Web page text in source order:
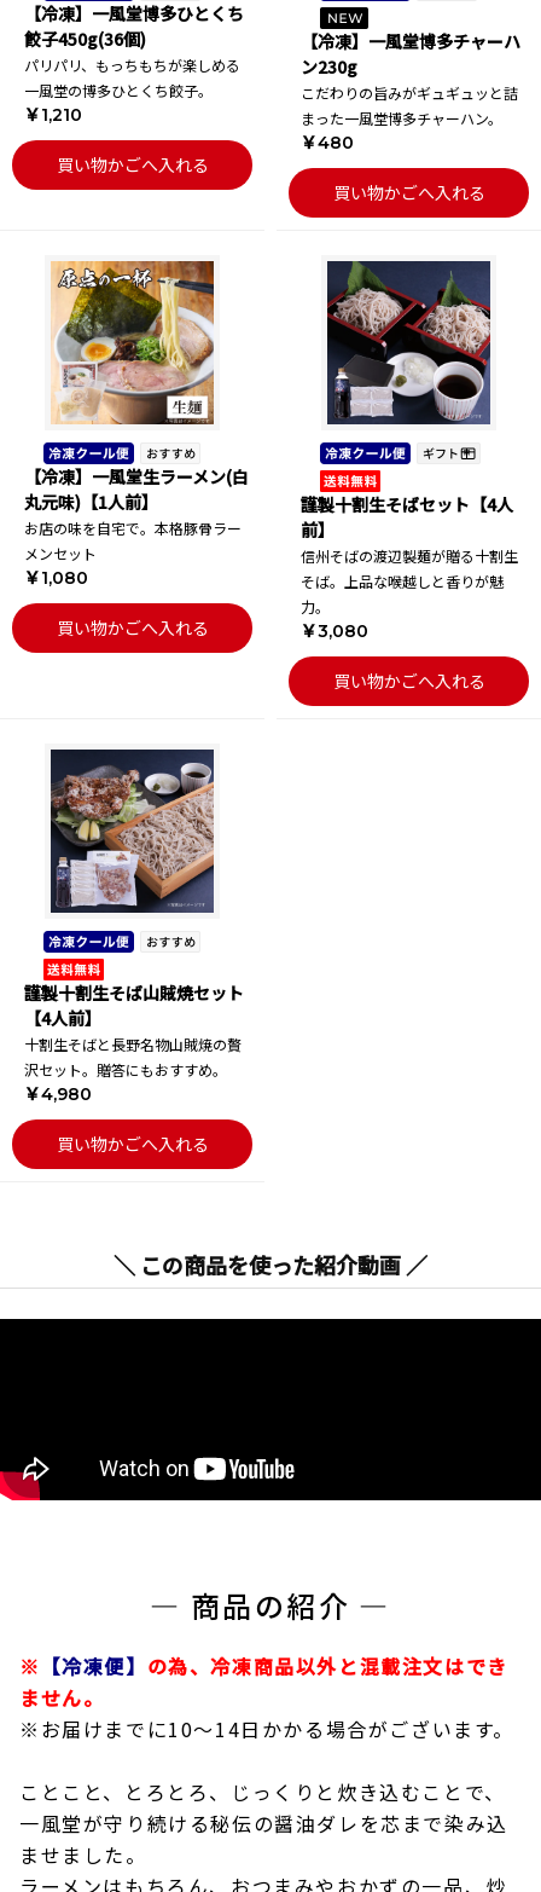
【冷凍】一風堂博多ひとくち
餃子450g(36個)
パリパリ、もっちもちが楽しめる
一風堂の博多ひとくち餃子。
￥1,210
買い物かごへ入れる
【冷凍】一風堂博多チャーハ
ン230g
こだわりの旨みがギュギュッと詰
まった一風堂博多チャーハン。
￥480
買い物かごへ入れる
【冷凍】一風堂生ラーメン(白
丸元味)【1人前】
お店の味を自宅で。本格豚骨ラー
メンセット
￥1,080
買い物かごへ入れる
謹製十割生そばセット【4人
前】
信州そばの渡辺製麺が贈る十割生
そば。上品な喉越しと香りが魅
力。
￥3,080
買い物かごへ入れる
謹製十割生そば山賊焼セット
【4人前】
十割生そばと長野名物山賊焼の贅
沢セット。贈答にもおすすめ。
￥4,980
買い物かごへ入れる
＼ この商品を使った紹介動画 ／
― 商品の紹介 ―
※ 【冷凍便】 の為、冷凍商品以外と混載注文はでき
ません。
※お届けまでに10～14日かかる場合がございます。
ことこと、とろとろ、じっくりと炊き込むことで、
一風堂が守り続ける秘伝の醤油ダレを芯まで染み込
ませました。
ラーメンはもちろん、おつまみやおかずの一品、炒